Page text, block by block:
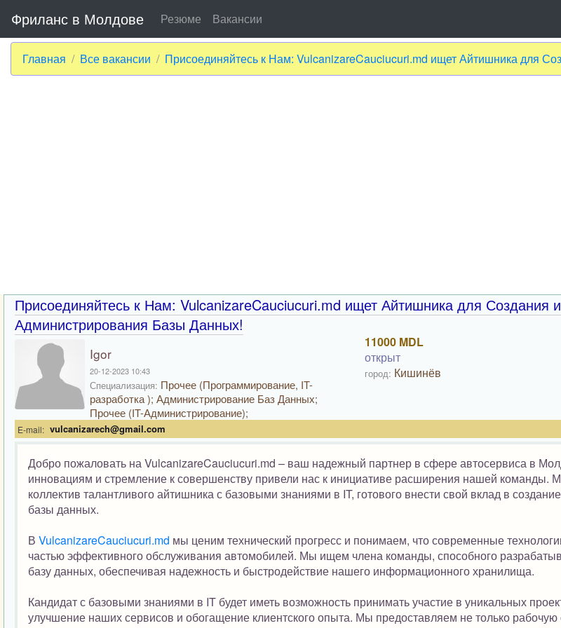
Фриланс в Молдове Резюме Вакансии
Главная Все вакансии Присоединяйтесь к Нам: VulcanizareCauciucuri.md ищет Айтишника для
Присоединяйтесь к Нам: VulcanizareCauciucuri.md ищет Айтишника для Создания и
Администрирования Базы Данных!
Igor
20-12-2023 10:43
Специализация: Прочее (Программирование, IT-
разработка ); Администрирование Баз Данных;
Прочее (IT-Администрирование);
11000 MDL
открыт
город: Кишинёв
E-mail: vulcanizarech@gmail.com
Добро пожаловать на VulcanizareCauciucuri.md – ваш надежный партнер в сфере автосервиса в
инновациям и стремление к совершенству привели нас к инициативе расширения нашей команды.
коллектив талантливого айтишника с базовыми знаниями в IT, готового внести свой вклад в
базы данных.
В VulcanizareCauciucuri.md мы ценим технический прогресс и понимаем, что современные
частью эффективного обслуживания автомобилей. Мы ищем члена команды, способного
базу данных, обеспечивая надежность и быстродействие нашего информационного хранилища.
Кандидат с базовыми знаниями в IT будет иметь возможность принимать участие в уникальных
улучшение наших сервисов и обогащение клиентского опыта. Мы предоставляем не только рабочую